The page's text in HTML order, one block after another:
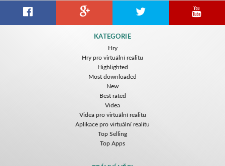
KATEGORIE
Hry
Hry pro virtuální realitu
Highlighted
Most downloaded
New
Best rated
Videa
Videa pro virtuální realitu
Aplikace pro virtuální realitu
Top Selling
Top Apps